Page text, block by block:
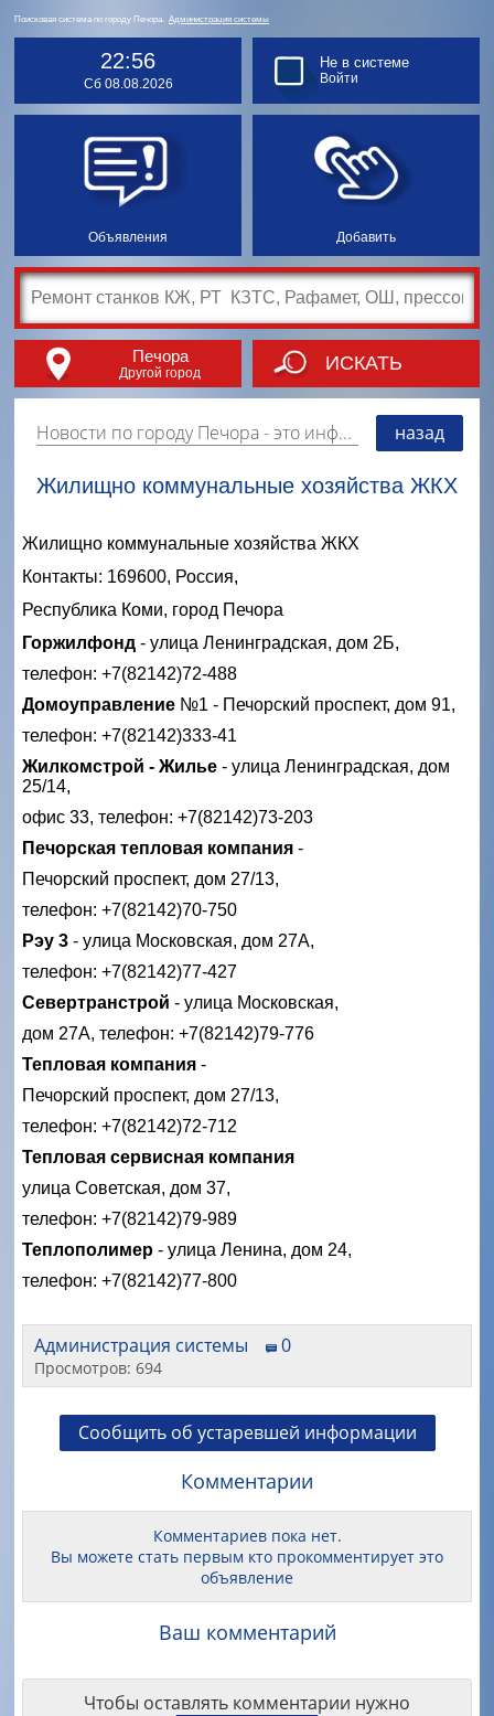
Поисковая система по городу Печора. Администрация системы
22:56
Сб 08.08.2026
Объявления Добавить
Не в системе
Войти
Печора
Другой город ИСКАТЬ
Новости по городу Печора- это информация о событиях, мероприятиях и торгово-коммерческой деятельности города. Страницу наполняют платные и бесплатные объявления, имеющие функцию "поднятия вверх списка". назад
Жилищно коммунальные хозяйства ЖКХ
Жилищно коммунальные хозяйства ЖКХ
Контакты: 169600, Россия,
Республика Коми, город Печора
Горжилфонд - улица Ленинградская, дом 2Б,
телефон: +7(82142)72-488
Домоуправление №1 - Печорский проспект, дом 91,
телефон: +7(82142)333-41
Жилкомстрой - Жилье - улица Ленинградская, дом
25/14,
офис 33, телефон: +7(82142)73-203
Печорская тепловая компания -
Печорский проспект, дом 27/13,
телефон: +7(82142)70-750
Рэу 3 - улица Московская, дом 27А,
телефон: +7(82142)77-427
Севертранстрой - улица Московская,
дом 27А, телефон: +7(82142)79-776
Тепловая компания -
Печорский проспект, дом 27/13,
телефон: +7(82142)72-712
Тепловая сервисная компания
улица Советская, дом 37,
телефон: +7(82142)79-989
Теплополимер - улица Ленина, дом 24,
телефон: +7(82142)77-800
Администрация системы 0
Просмотров: 694
Сообщить об устаревшей информации
Комментарии
Комментариев пока нет.
Вы можете стать первым кто прокомментирует это
объявление
Ваш комментарий
Чтобы оставлять комментарии нужно